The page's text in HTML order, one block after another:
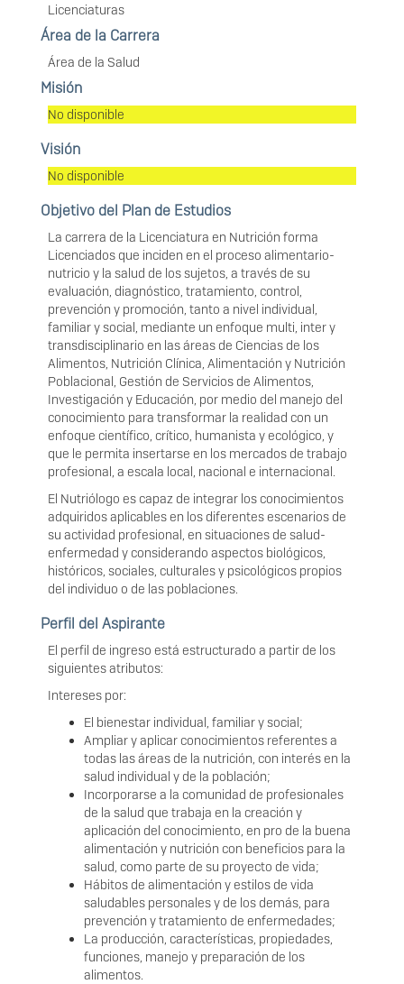
Licenciaturas
Área de la Carrera
Área de la Salud
Misión
No disponible
Visión
No disponible
Objetivo del Plan de Estudios
La carrera de la Licenciatura en Nutrición forma
Licenciados que inciden en el proceso alimentario-
nutricio y la salud de los sujetos, a través de su
evaluación, diagnóstico, tratamiento, control,
prevención y promoción, tanto a nivel individual,
familiar y social, mediante un enfoque multi, inter y
transdisciplinario en las áreas de Ciencias de los
Alimentos, Nutrición Clínica, Alimentación y Nutrición
Poblacional, Gestión de Servicios de Alimentos,
Investigación y Educación, por medio del manejo del
conocimiento para transformar la realidad con un
enfoque científico, crítico, humanista y ecológico, y
que le permita insertarse en los mercados de trabajo
profesional, a escala local, nacional e internacional.
El Nutriólogo es capaz de integrar los conocimientos
adquiridos aplicables en los diferentes escenarios de
su actividad profesional, en situaciones de salud-
enfermedad y considerando aspectos biológicos,
históricos, sociales, culturales y psicológicos propios
del individuo o de las poblaciones.
Perfil del Aspirante
El perfil de ingreso está estructurado a partir de los
siguientes atributos:
Intereses por:
El bienestar individual, familiar y social;
Ampliar y aplicar conocimientos referentes a
todas las áreas de la nutrición, con interés en la
salud individual y de la población;
Incorporarse a la comunidad de profesionales
de la salud que trabaja en la creación y
aplicación del conocimiento, en pro de la buena
alimentación y nutrición con beneficios para la
salud, como parte de su proyecto de vida;
Hábitos de alimentación y estilos de vida
saludables personales y de los demás, para
prevención y tratamiento de enfermedades;
La producción, características, propiedades,
funciones, manejo y preparación de los
alimentos.